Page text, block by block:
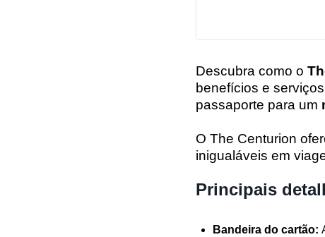
Descubra como o
benefícios e
passaporte para um
O The Centurion
inigualáveis em
Principais
Bandeira do cartão: